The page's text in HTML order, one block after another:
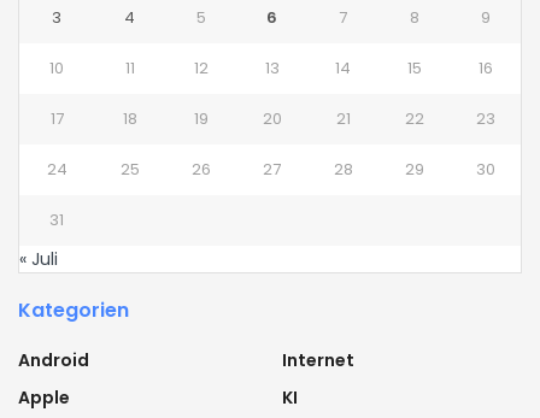
3 4 5 6 7 8 9
10 11 12 13 14 15 16
17 18 19 20 21 22 23
24 25 26 27 28 29 30
31
« Juli
Kategorien
Android
Apple
Internet
KI